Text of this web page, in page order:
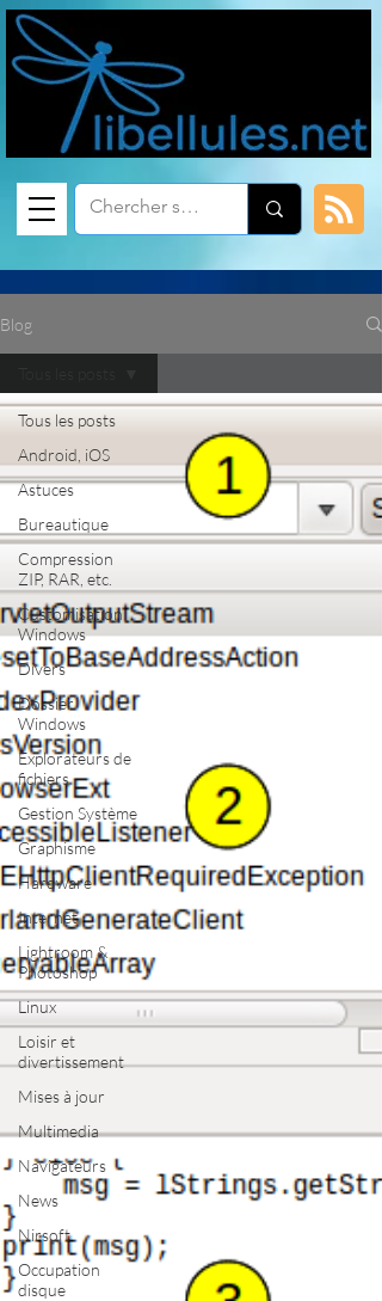
Blog
Tous les posts
Android, iOS
Astuces
Bureautique
Compression
ZIP, RAR, etc.
Customisation
Windows
Divers
Dossier
Windows
Explorateurs de
fichiers
Gestion Système
Graphisme
Hardware
Internet
Lightroom &
Photoshop
Linux
Loisir et
divertissement
Mises à jour
Multimedia
Navigateurs
News
Nirsoft
Occupation
disque